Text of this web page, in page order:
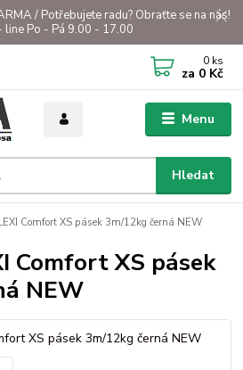
/ Potřebujete radu? Obraťte se na nás!
line Po - Pá 9.00 - 17.00
Menu
Hledat
0 ks
za 0 Kč
Comfort XS pásek 3m/12kg černá NEW
Comfort XS pásek
NEW